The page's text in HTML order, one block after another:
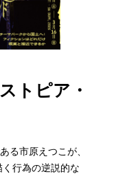
トピア・
る市原えつこが、
く行為の逆説的な